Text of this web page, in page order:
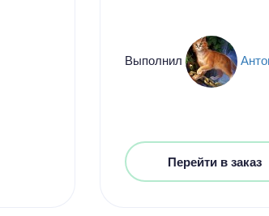
Выполнил
Перейти в заказ